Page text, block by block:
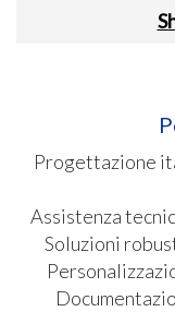
Progettazione
Assistenza
Soluzioni